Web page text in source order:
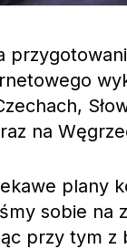
na
plany
sobie na
przy tym z